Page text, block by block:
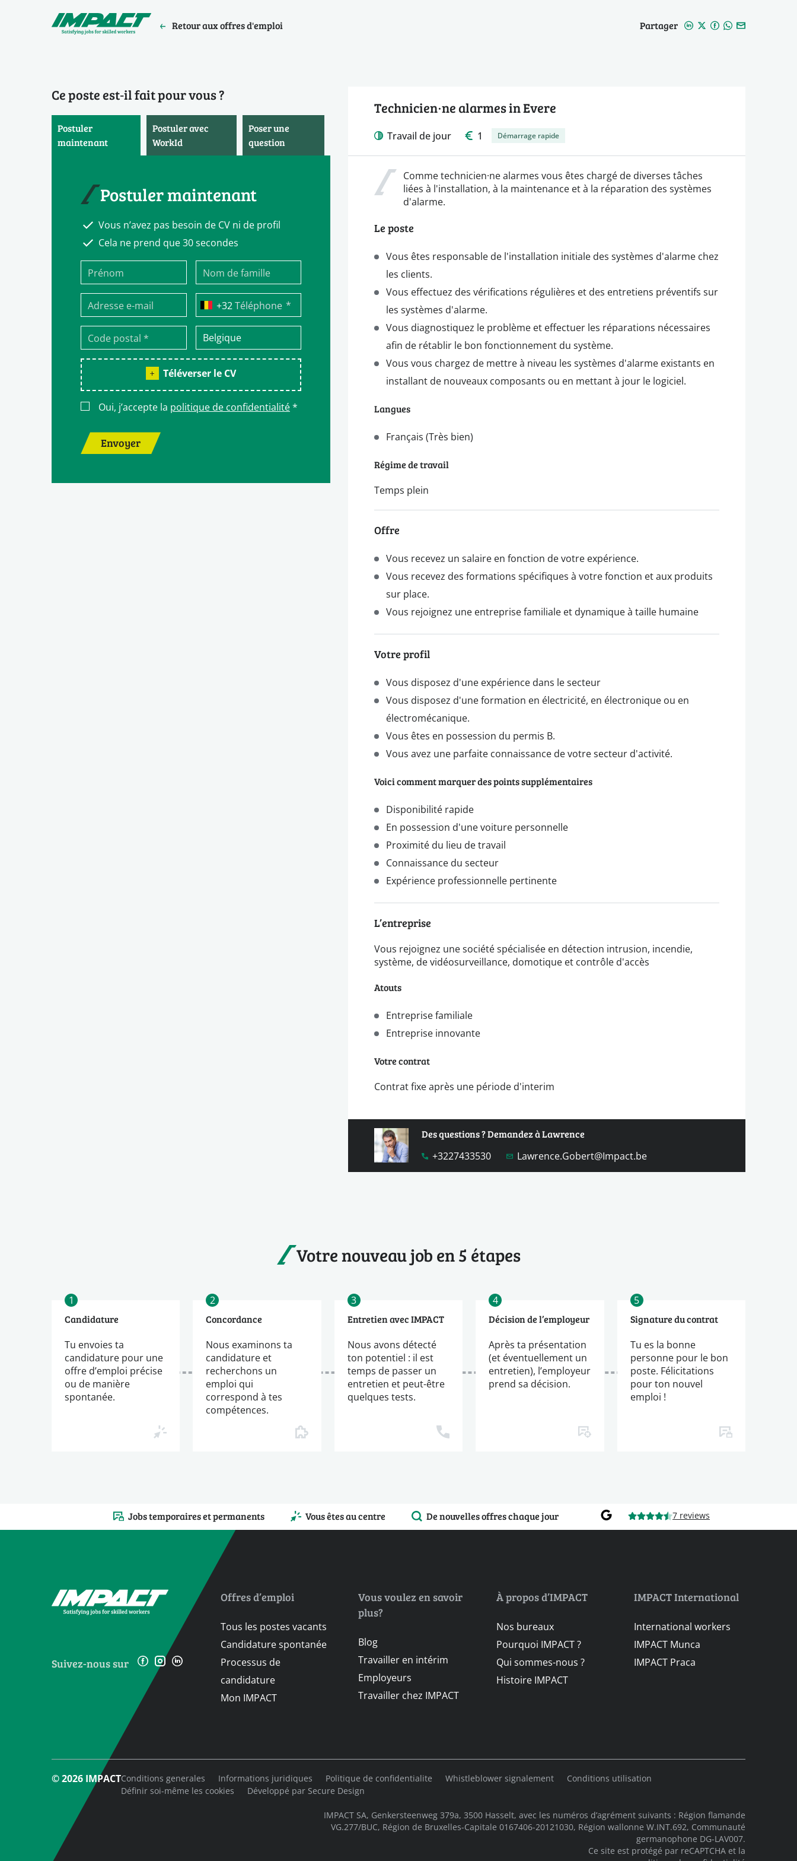
Retour aux offres d'emploi Partager
Ce poste est‑il fait pour vous ?
Postuler
maintenant
Postuler avec
WorkId
Poser une
question
Postuler maintenant
Vous n’avez pas besoin de CV ni de profil
Cela ne prend que 30 secondes
Téléphone *
Téléverser le CV
Oui, j’accepte la politique de confidentialité*
Envoyer
Technicien·ne alarmes in Evere
Travail de jour 1 Démarrage rapide
Comme technicien·ne alarmes vous êtes chargé de diverses tâches
liées à l'installation, à la maintenance et à la réparation des systèmes
d'alarme.
Le poste
Vous êtes responsable de l'installation initiale des systèmes d'alarme chez
les clients.
Vous effectuez des vérifications régulières et des entretiens préventifs sur
les systèmes d'alarme.
Vous diagnostiquez le problème et effectuer les réparations nécessaires
afin de rétablir le bon fonctionnement du système.
Vous vous chargez de mettre à niveau les systèmes d'alarme existants en
installant de nouveaux composants ou en mettant à jour le logiciel.
Langues
Français (Très bien)
Régime de travail
Temps plein
Offre
Vous recevez un salaire en fonction de votre expérience.
Vous recevez des formations spécifiques à votre fonction et aux produits
sur place.
Vous rejoignez une entreprise familiale et dynamique à taille humaine
Votre profil
Vous disposez d'une expérience dans le secteur
Vous disposez d'une formation en électricité, en électronique ou en
électromécanique.
Vous êtes en possession du permis B.
Vous avez une parfaite connaissance de votre secteur d'activité.
Voici comment marquer des points supplémentaires
Disponibilité rapide
En possession d'une voiture personnelle
Proximité du lieu de travail
Connaissance du secteur
Expérience professionnelle pertinente
L’entreprise
Vous rejoignez une société spécialisée en détection intrusion, incendie,
système, de vidéosurveillance, domotique et contrôle d'accès
Atouts
Entreprise familiale
Entreprise innovante
Votre contrat
Contrat fixe après une période d'interim
Des questions ? Demandez à Lawrence
+3227433530
Lawrence.Gobert@Impact.be
Votre nouveau job en 5 étapes
1
Candidature
Tu envoies ta
candidature pour une
offre d’emploi précise
ou de manière
spontanée.
2
Concordance
Nous examinons ta
candidature et
recherchons un
emploi qui
correspond à tes
compétences.
3
Entretien avec IMPACT
Nous avons détecté
ton potentiel : il est
temps de passer un
entretien et peut-être
quelques tests.
4
Décision de l’employeur
Après ta présentation
(et éventuellement un
entretien), l’employeur
prend sa décision.
5
Signature du contrat
Tu es la bonne
personne pour le bon
poste. Félicitations
pour ton nouvel
emploi !
Jobs temporaires et permanents Vous êtes au centre De nouvelles offres chaque jour 7 reviews
Suivez-nous sur
Offres d’emploi
Tous les postes vacants
Candidature spontanée
Processus de
candidature
Mon IMPACT
Vous voulez en savoir
plus?
Blog
Travailler en intérim
Employeurs
Travailler chez IMPACT
À propos d’IMPACT
Nos bureaux
Pourquoi IMPACT ?
Qui sommes-nous ?
Histoire IMPACT
IMPACT International
International workers
IMPACT Munca
IMPACT Praca
© 2026 IMPACTConditions generales Informations juridiques Politique de confidentialite Whistleblower signalement
Conditions utilisation
Définir soi-même les cookies
Développé par Secure Design
IMPACT SA, Genkersteenweg 379a, 3500 Hasselt, avec les numéros d’agrément suivants : Région flamande
VG.277/BUC, Région de Bruxelles-Capitale 0167406-20121030, Région wallonne W.INT.692, Communauté
germanophone DG-LAV007.
Ce site est protégé par reCAPTCHA et la